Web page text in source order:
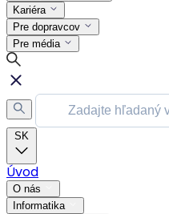
Kariéra
Pre dopravcov
Pre média
SK
Úvod
O nás
Informatika